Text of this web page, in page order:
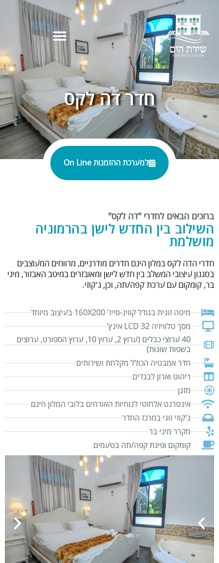
חדר דה לקס
למערכת ההזמנות On Line
ברוכים הבאים לחדרי "דה לקס"
השילוב בין החדש לישן בהרמוניה
מושלמת
חדרי הדה לקס במלון הינם חדרים מודרניים, מרווחים המעוצבים
בסגנון עיצובי המשלב בין חדש לישן ומאובזרים במיטב האבזור, מיני
בר, קומקום עם ערכת קפה/תה, וכן, ג'קוזי.
מיטה זוגית בגודל קווינ-סייז' 160X200 בעיצוב מיוחד
מסך טלוויזיה LCD 32 אינץ'
40 ערוצי כבלים (ערוץ 2, ערוץ 10, ערוץ הספורט, ערוצים
בשפות שונות)
חדר אמבטיה הכולל מקלחת ושירותים
ריהוט וארון לבגדים
מזגן
אינטרנט אלחוטי לנוחיות האורחים בלובי המלון חינם
ג'קוזי זוגי במרכז החדר
מקרר מיני בר
קומקום ופינת קפה/תה בטעמים